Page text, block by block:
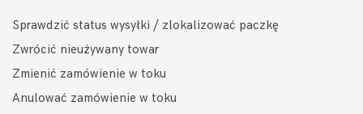
Sprawdzić status wysyłki / zlokalizować paczkę
Zwrócić nieużywany towar
Zmienić zamówienie w toku
Anulować zamówienie w toku